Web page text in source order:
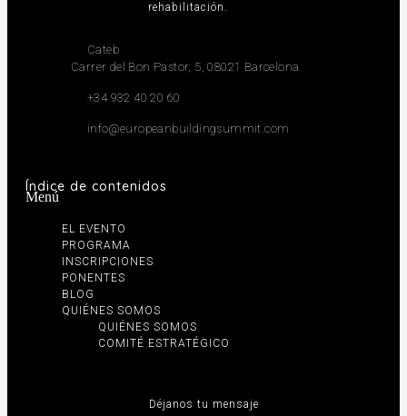
rehabilitación.
Cateb
Carrer del Bon Pastor, 5, 08021 Barcelona
+34 932 40 20 60
info@europeanbuildingsummit.com
Índice de contenidos
Menú
EL EVENTO
PROGRAMA
INSCRIPCIONES
PONENTES
BLOG
QUIÉNES SOMOS
QUIÉNES SOMOS
COMITÉ ESTRATÉGICO
Déjanos tu mensaje